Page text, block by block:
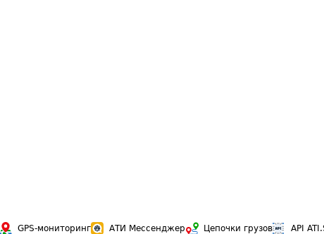
GPS-мониторинг АТИ Мессенджер Цепочки грузов API